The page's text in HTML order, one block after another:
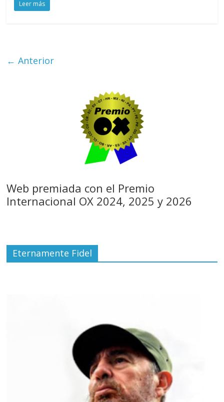
Leer más
← Anterior
Web premiada con el Premio
Internacional OX 2024, 2025 y 2026
Eternamente Fidel